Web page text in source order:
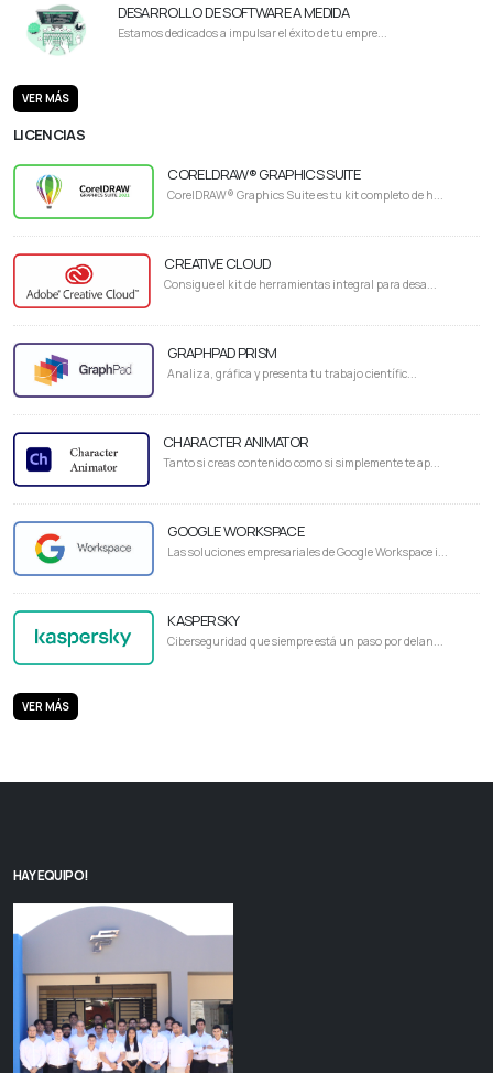
DESARROLLO DE SOFTWARE A MEDIDA
Estamos dedicados a impulsar el éxito de tu empre...
VER MÁS
LICENCIAS
CORELDRAW® GRAPHICS SUITE
CorelDRAW® Graphics Suite es tu kit completo de h...
CREATIVE CLOUD
Consigue el kit de herramientas integral para desa...
GRAPHPAD PRISM
Analiza, gráfica y presenta tu trabajo científic...
CHARACTER ANIMATOR
Tanto si creas contenido como si simplemente te ap...
GOOGLE WORKSPACE
Las soluciones empresariales de Google Workspace i...
KASPERSKY
Ciberseguridad que siempre está un paso por delan...
VER MÁS
HAY EQUIPO!